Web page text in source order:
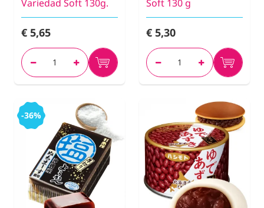
Variedad Soft 130g.
€ 5,65
Soft 130 g
€ 5,30
-36%